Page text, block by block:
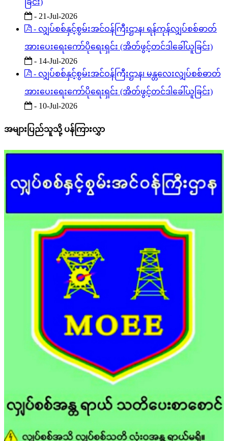
- 21-Jul-2026
- လျှပ်စစ်နှင့်စွမ်းအင်ဝန်ကြီးဌာန၊ ရန်ကုန်လျှပ်စစ်ဓာတ်
အားပေးရေးကော်ပိုရေးရှင်း (အိတ်ဖွင့်တင်ဒါခေါ်ယူခြင်း)
- 14-Jul-2026
- လျှပ်စစ်နှင့်စွမ်းအင်ဝန်ကြီးဌာန၊ မန္တလေးလျှပ်စစ်ဓာတ်
အားပေးရေးကော်ပိုရေးရှင်း (အိတ်ဖွင့်တင်ဒါခေါ်ယူခြင်း)
- 10-Jul-2026
အများပြည်သူသို့ ပန်ကြားလွှာ